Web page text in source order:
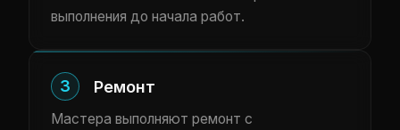
выполнения до начала работ.
3 Ремонт
Мастера выполняют ремонт с